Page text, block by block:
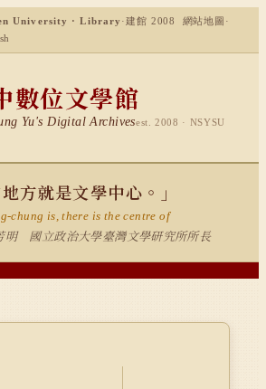
University · Library ·建館 2008 網站地圖 ·
數位文學館
Yu's Digital Archivesest. 2008 · NSYSU
方就是文學中心。」
chung is, there is the centre of
明 國立政治大學臺灣文學研究所所長